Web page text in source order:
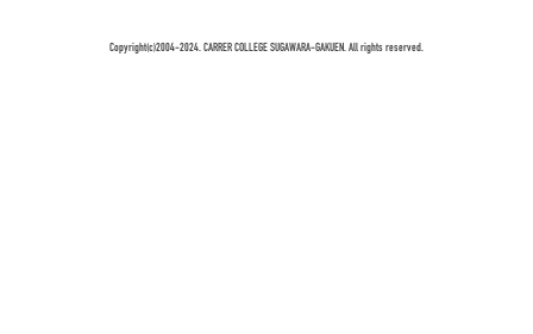
Copyright(c)2004-2024. CARRER COLLEGE SUGAWARA-GAKUEN. All rights reserved.